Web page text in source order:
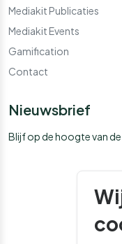
Mediakit Publicaties
Mediakit Events
Gamification
Contact
Nieuwsbrief
Blijf op de hoogte van